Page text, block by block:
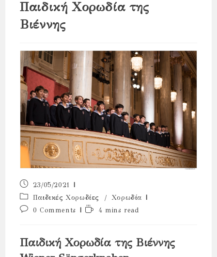
Παιδική Χορωδία της
Βιέννης
Post
published:
23/05/2021
Post
category:
Παιδικές Χορωδίες /
Χορωδία
Post0 Comments
Reading4 mins read
Παιδική Χορωδία της Βιέννης